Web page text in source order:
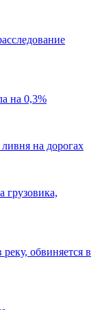
на 0,3%
на дорогах
грузовика,
обвиняется в